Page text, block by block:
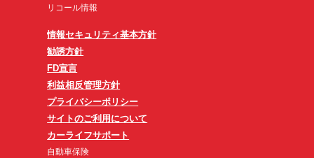
リコール情報
情報セキュリティ基本方針
勧誘方針
FD宣言
利益相反管理方針
プライバシーポリシー
サイトのご利用について
カーライフサポート
自動車保険